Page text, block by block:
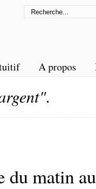
A propos
.
du matin au